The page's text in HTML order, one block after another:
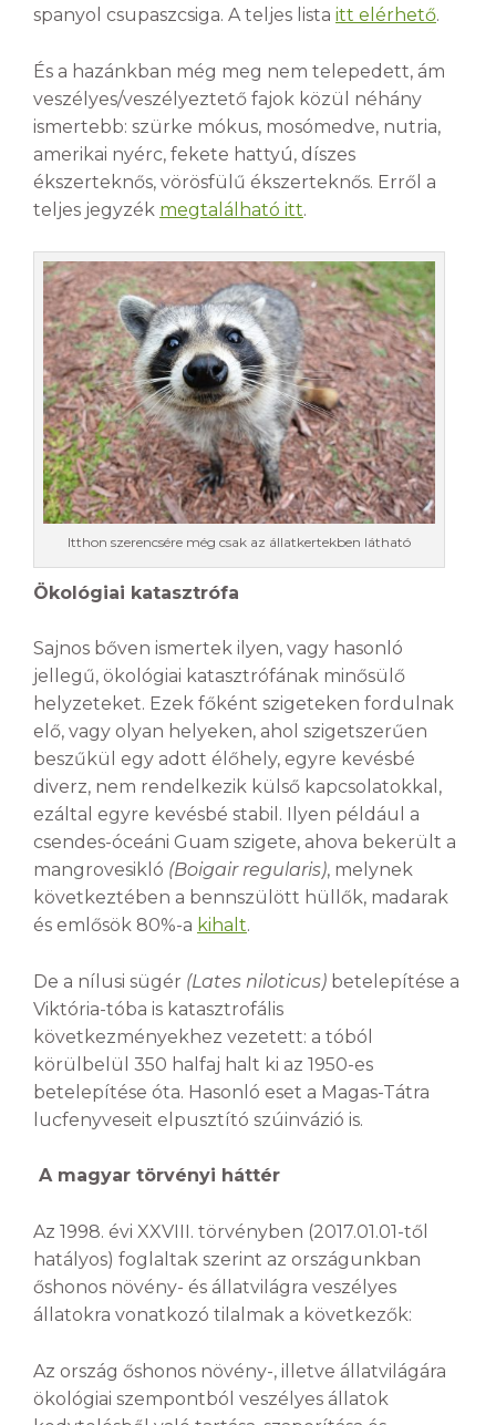
spanyol csupaszcsiga. A teljes lista itt elérhető.
És a hazánkban még meg nem telepedett, ám
veszélyes/veszélyeztető fajok közül néhány
ismertebb: szürke mókus, mosómedve, nutria,
amerikai nyérc, fekete hattyú, díszes
ékszerteknős, vörösfülű ékszerteknős. Erről a
teljes jegyzék megtalálható itt.
Itthon szerencsére még csak az állatkertekben látható
Ökológiai katasztrófa
Sajnos bőven ismertek ilyen, vagy hasonló
jellegű, ökológiai katasztrófának minősülő
helyzeteket. Ezek főként szigeteken fordulnak
elő, vagy olyan helyeken, ahol szigetszerűen
beszűkül egy adott élőhely, egyre kevésbé
diverz, nem rendelkezik külső kapcsolatokkal,
ezáltal egyre kevésbé stabil. Ilyen például a
csendes-óceáni Guam szigete, ahova bekerült a
mangrovesikló (Boigair regularis), melynek
következtében a bennszülött hüllők, madarak
és emlősök 80%-a kihalt.
De a nílusi sügér (Lates niloticus) betelepítése a
Viktória-tóba is katasztrofális
következményekhez vezetett: a tóból
körülbelül 350 halfaj halt ki az 1950-es
betelepítése óta. Hasonló eset a Magas-Tátra
lucfenyveseit elpusztító szúinvázió is.
A magyar törvényi háttér
Az 1998. évi XXVIII. törvényben (2017.01.01-től
hatályos) foglaltak szerint az országunkban
őshonos növény- és állatvilágra veszélyes
állatokra vonatkozó tilalmak a következők:
Az ország őshonos növény-, illetve állatvilágára
ökológiai szempontból veszélyes állatok